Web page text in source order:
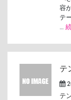
容
テ
…
テ
テ